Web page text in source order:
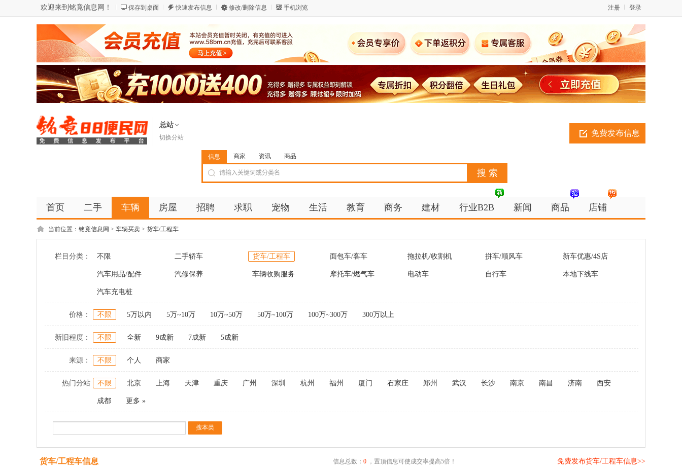
欢迎来到铭竟信息网！ 保存到桌面 快速发布信息 修改/删除信息 手机浏览 登录
注册
总站
切换分站 免费发布信息
信息 商家 资讯 商品
首页 二手 车辆 房屋 招聘 求职 宠物 生活 教育 商务 建材 行业B2B 新闻 商品 店铺
当前位置： 铭竟信息网 > 车辆买卖 > 货车/工程车
栏目分类： 不限 二手轿车 货车/工程车 面包车/客车 拖拉机/收割机 拼车/顺风车 新车优惠/4S店
汽车用品/配件 汽修保养 车辆收购服务 摩托车/燃气车 电动车 自行车 本地下线车
汽车充电桩
价格： 不限 5万以内 5万~10万 10万~50万 50万~100万 100万~300万 300万以上
新旧程度： 不限 全新 9成新 7成新 5成新
来源： 不限 个人 商家
热门分站 不限 北京 上海 天津 重庆 广州 深圳 杭州 福州 厦门 石家庄 郑州 武汉 长沙 南京 南昌 济南 西安
成都 更多 »
货车/工程车信息 信息总数： 0，置顶信息可使成交率提高5倍！ 免费发布货车/工程车信息>>